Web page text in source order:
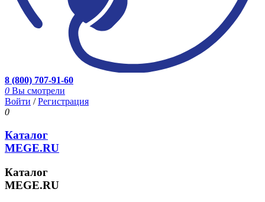
8 (800) 707-91-60
0 Вы смотрели
Войти /Регистрация
0
Каталог
MEGE.RU
Каталог
MEGE.RU